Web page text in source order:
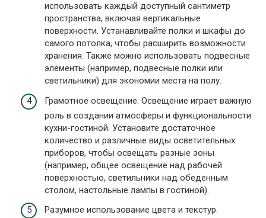
использовать каждый доступный сантиметр
пространства, включая вертикальные
поверхности. Устанавливайте полки и шкафы до
самого потолка, чтобы расширить возможности
хранения. Также можно использовать подвесные
элементы (например, подвесные полки или
светильники) для экономии места на полу.
Грамотное освещение. Освещение играет важную
роль в создании атмосферы и функциональности
кухни-гостиной. Установите достаточное
количество и различные виды осветительных
приборов, чтобы освещать разные зоны
(например, общее освещение над рабочей
поверхностью, светильники над обеденным
столом, настольные лампы в гостиной).
Разумное использование цвета и текстур.